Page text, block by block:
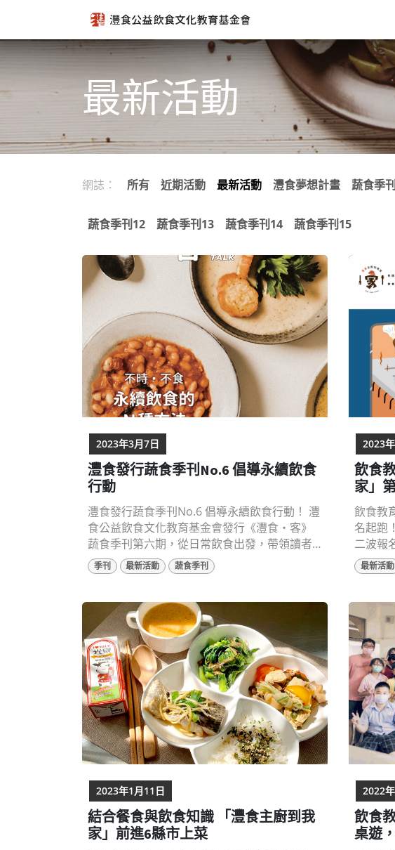
最新活動
網誌： 所有 近期活動 最新活動 灃食夢想計畫 蔬食季
蔬食季刊12 蔬食季刊13 蔬食季刊14 蔬食季刊15
灃食發行蔬食季刊No.6 倡導永續飲食
行動
灃食發行蔬食季刊No.6 倡導永續飲食行動！ 灃
食公益飲食文化教育基金會發行《灃食‧客》
蔬食季刊第六期，從日常飲食出發，帶領讀者
經歷如何實踐永續飲食的行動，透過不同做法
打造美好的未來，同時前進連續兩年蟬聯米其
辦人陳健宏的飲食夢想。季刊已全文上線在灃
食官網（ https://reurl.cc/XLWDz0 ）。 ▲ 灃
食最新《灃食‧客》蔬食季刊，倡導永續飲食
行...
季刊 最新活動 蔬食季刊
2023年3月7日
飲食
家」
飲食教
名起跑
二波報
著灃食
開始報
到我家
材。 灃
「灃食
最新活動
2023
結合餐食與飲食知識 「灃食主廚到我
家」前進6縣市上菜
2023年1月11日
飲食
桌遊
2022